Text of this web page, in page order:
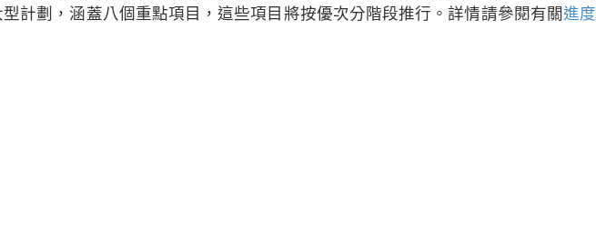
計劃，涵蓋八個重點項目，這些項目將按優次分階段推行。詳情請參閱有關進度